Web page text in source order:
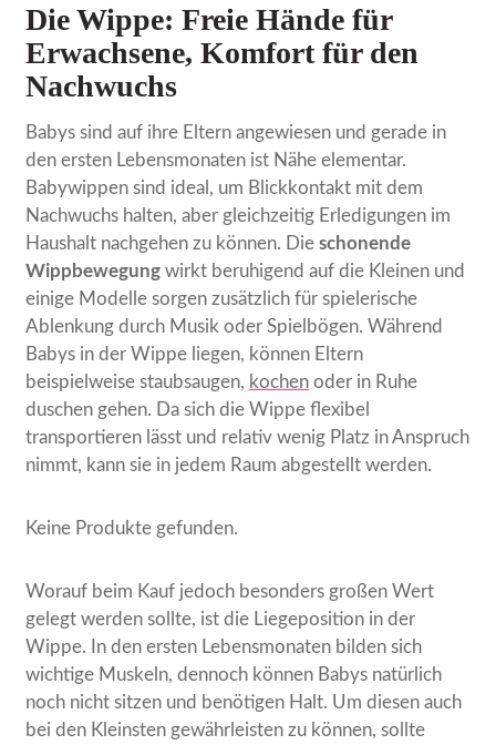
Die Wippe: Freie Hände für
Erwachsene, Komfort für den
Nachwuchs
Babys sind auf ihre Eltern angewiesen und gerade in
den ersten Lebensmonaten ist Nähe elementar.
Babywippen sind ideal, um Blickkontakt mit dem
Nachwuchs halten, aber gleichzeitig Erledigungen im
Haushalt nachgehen zu können. Dieschonende
Wippbewegung wirkt beruhigend auf die Kleinen und
einige Modelle sorgen zusätzlich für spielerische
Ablenkung durch Musik oder Spielbögen. Während
Babys in der Wippe liegen, können Eltern
beispielweise staubsaugen, kochen oder in Ruhe
duschen gehen. Da sich die Wippe flexibel
transportieren lässt und relativ wenig Platz in Anspruch
nimmt, kann sie in jedem Raum abgestellt werden.
Keine Produkte gefunden.
Worauf beim Kauf jedoch besonders großen Wert
gelegt werden sollte, ist die Liegeposition in der
Wippe. In den ersten Lebensmonaten bilden sich
wichtige Muskeln, dennoch können Babys natürlich
noch nicht sitzen und benötigen Halt. Um diesen auch
bei den Kleinsten gewährleisten zu können, sollte